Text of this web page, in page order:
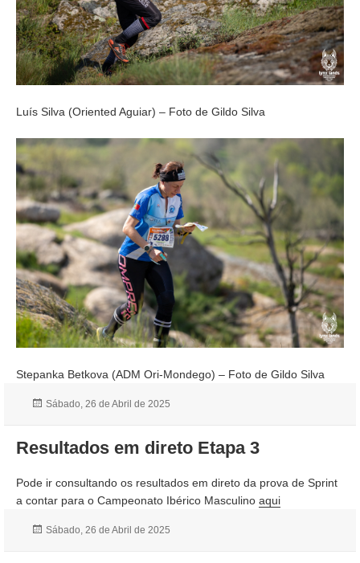
Luís Silva (Oriented Aguiar) – Foto de Gildo Silva
Stepanka Betkova (ADM Ori-Mondego) – Foto de Gildo Silva
Publicado
Sábado, 26 de Abril de 2025
Resultados em direto Etapa 3
Pode ir consultando os resultados em direto da prova de Sprint
a contar para o Campeonato Ibérico Masculino aqui
Publicado
Sábado, 26 de Abril de 2025